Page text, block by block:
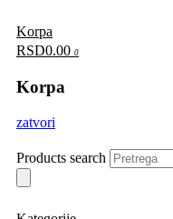
Korpa
RSD0.00 0
Korpa
zatvori
Products search